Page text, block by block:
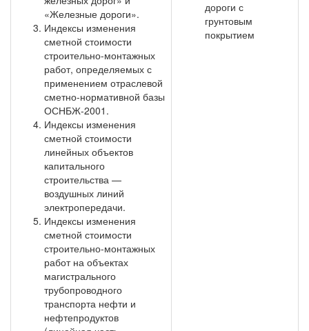
«Железные дороги».
Индексы изменения
сметной стоимости
строительно-монтажных
работ, определяемых с
применением отраслевой
сметно-нормативной базы
ОСНБЖ-2001.
Индексы изменения
сметной стоимости
линейных объектов
капитального
строительства —
воздушных линий
электропередачи.
Индексы изменения
сметной стоимости
строительно-монтажных
работ на объектах
магистрального
трубопроводного
транспорта нефти и
нефтепродуктов
дороги с
грунтовым
покрытием